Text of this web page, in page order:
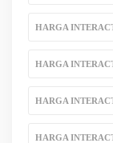
HARGA
HARGA
HARGA
HARGA